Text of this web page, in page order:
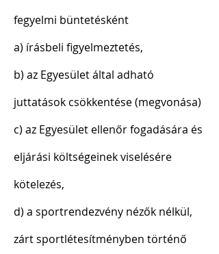
fegyelmi büntetésként
a) írásbeli figyelmeztetés,
b) az Egyesület által adható
juttatások csökkentése (megvonása)
c) az Egyesület ellenőr fogadására és
eljárási költségeinek viselésére
kötelezés,
d) a sportrendezvény nézők nélkül,
zárt sportlétesítményben történő